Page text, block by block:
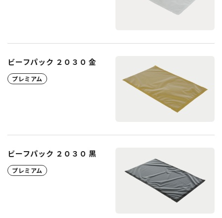
ビーフパック ２０３０ 金
プレミアム
ビーフパック ２０３０ 黒
プレミアム